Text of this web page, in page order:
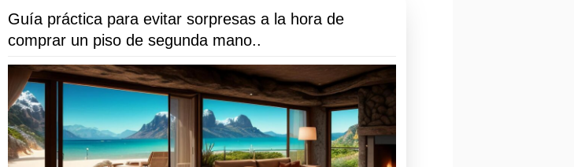
Guía práctica para evitar sorpresas a la hora de
comprar un piso de segunda mano..